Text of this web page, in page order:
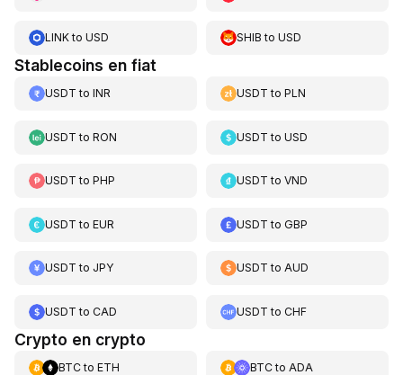
LINKto USD SHIB toUSD
Stablecoins en fiat
USDT to INR USDT toPLN
USDT to RON USDT toUSD
USDT to PHP USDT toVND
USDT to EUR USDT toGBP
USDT to JPY USDT toAUD
USDT to CAD USDT toCHF
Crypto en crypto
BTCto ETH BTCto ADA